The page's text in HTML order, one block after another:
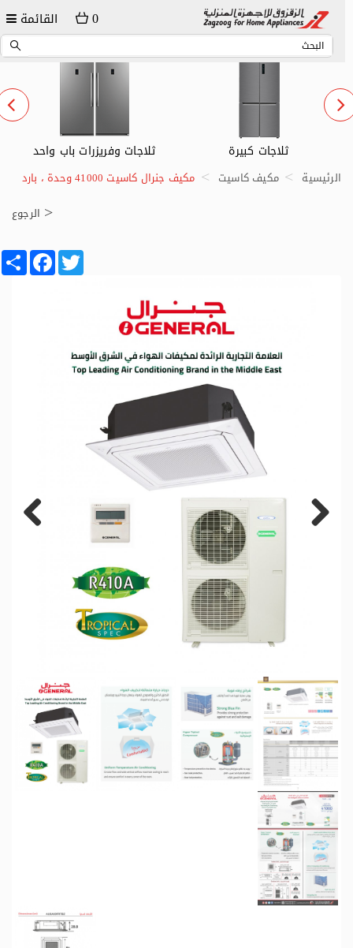
القائمة 0
ثلاجات وفريزرات باب واحد ثلاجات صغيرة
الرئيسية مكيف كاسيت
مكيف جنرال كاسيت 41000 وحدة ، بارد
الرجوع
Share
FacebookTwitter